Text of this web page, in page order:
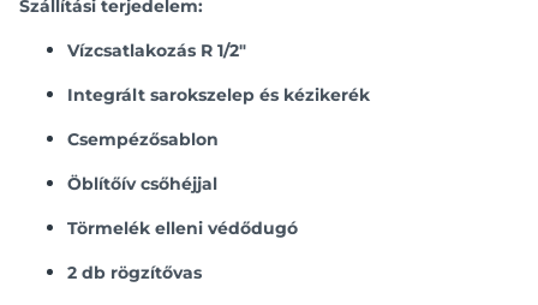
Szállítási terjedelem:
Vízcsatlakozás R 1/2"
Integrált sarokszelep és kézikerék
Csempézősablon
Öblítőív csőhéjjal
Törmelék elleni védődugó
2 db rögzítővas